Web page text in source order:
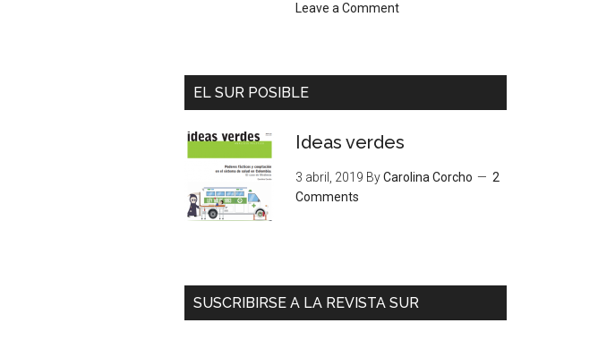
Leave a Comment
EL SUR POSIBLE
Ideas verdes
3 abril, 2019 ByCarolina Corcho
2
Comments
SUSCRIBIRSE A LA REVISTA SUR